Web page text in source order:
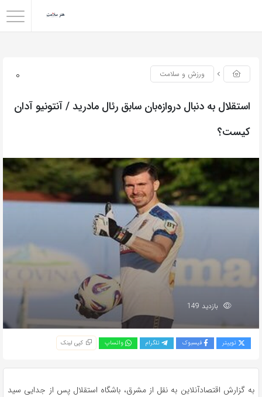
0 ورزش و سلامت
استقلال به دنبال دروازه‌بان سابق رئال مادرید / آنتونیو آدان
کیست؟
بازدید 149
توییتر فیسبوک تلگرام واتساپ کپی لینک
به گزارش اقتصادآنلاین به نقل از مشرق، باشگاه استقلال پس از جدایی سید